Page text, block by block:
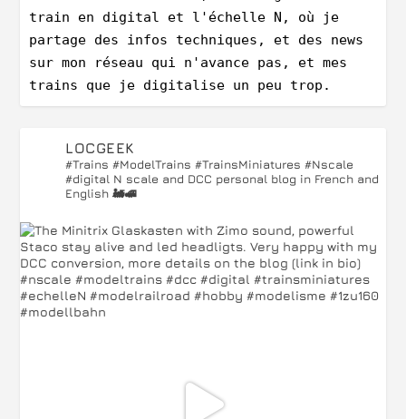
train en digital et l'échelle N, où je
partage des infos techniques, et des news
sur mon réseau qui n'avance pas, et mes
trains que je digitalise un peu trop.
LOCGEEK
#Trains #ModelTrains #TrainsMiniatures #Nscale
#digital N scale and DCC personal blog in French and
English 🚂🚅